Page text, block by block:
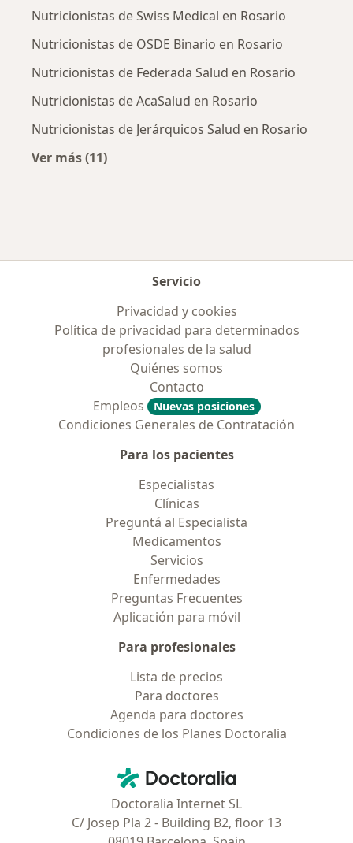
Nutricionistas de Swiss Medical en Rosario
Nutricionistas de OSDE Binario en Rosario
Nutricionistas de Federada Salud en Rosario
Nutricionistas de AcaSalud en Rosario
Nutricionistas de Jerárquicos Salud en Rosario
Ver más (11)
Servicio
Privacidad y cookies
Política de privacidad para determinados
profesionales de la salud
Quiénes somos
Contacto
Empleos
Nuevas posiciones
Condiciones Generales de Contratación
Para los pacientes
Especialistas
Clínicas
Preguntá al Especialista
Medicamentos
Servicios
Enfermedades
Preguntas Frecuentes
Aplicación para móvil
Para profesionales
Lista de precios
Para doctores
Agenda para doctores
Condiciones de los Planes Doctoralia
Doctoralia - Página de inicio
Doctoralia Internet SL
C/ Josep Pla 2 - Building B2, floor 13